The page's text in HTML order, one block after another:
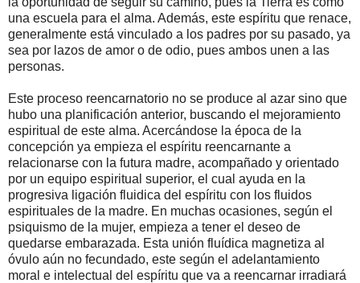
una escuela para el alma. Además, este espíritu que renace,
generalmente está vinculado a los padres por su pasado, ya
sea por lazos de amor o de odio, pues ambos unen a las
personas.
Este proceso reencarnatorio no se produce al azar sino que
hubo una planificación anterior, buscando el mejoramiento
espiritual de este alma. Acercándose la época de la
concepción ya empieza el espíritu reencarnante a
relacionarse con la futura madre, acompañado y orientado
por un equipo espiritual superior, el cual ayuda en la
progresiva ligación fluidica del espíritu con los fluidos
espirituales de la madre. En muchas ocasiones, según el
psiquismo de la mujer, empieza a tener el deseo de
quedarse embarazada. Esta unión fluídica magnetiza al
óvulo aún no fecundado, este según el adelantamiento
moral e intelectual del espíritu que va a reencarnar irradiará